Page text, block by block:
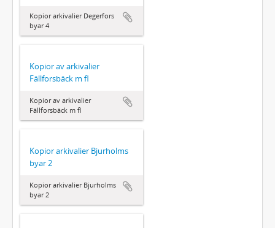
Kopior arkivalier Degerfors
byar 4
Kopior av arkivalier
Fällforsbäck m fl
Kopior av arkivalier
Fällforsbäck m fl
Kopior arkivalier Bjurholms
byar 2
Kopior arkivalier Bjurholms
byar 2